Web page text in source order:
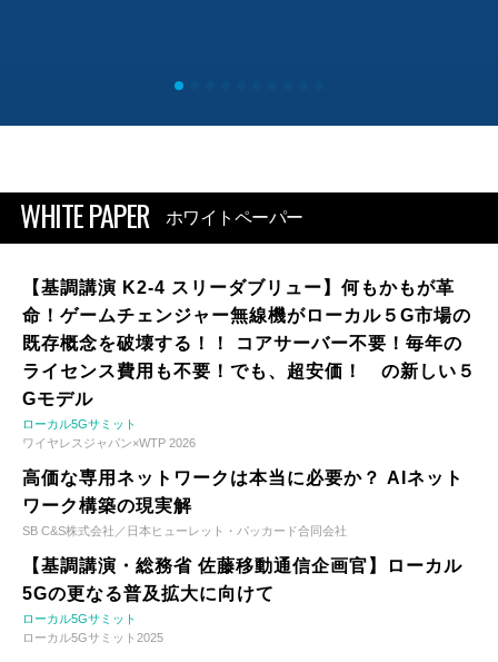
WHITE PAPER ホワイトペーパー
【基調講演 K2-4 スリーダブリュー】何もかもが革
命！ゲームチェンジャー無線機がローカル５G市場の
既存概念を破壊する！！ コアサーバー不要！毎年の
ライセンス費用も不要！でも、超安価！ の新しい５
Gモデル
ローカル5Gサミット
ワイヤレスジャパン×WTP 2026
高価な専用ネットワークは本当に必要か？ AIネット
ワーク構築の現実解
SB C&S株式会社／日本ヒューレット・パッカード合同会社
【基調講演・総務省 佐藤移動通信企画官】ローカル
5Gの更なる普及拡大に向けて
ローカル5Gサミット
ローカル5Gサミット2025